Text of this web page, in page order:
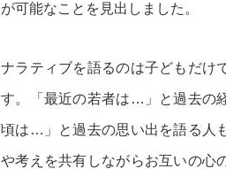
が可能なことを見出しました。
ナラティブを語るのは子どもだけ
す。「最近の若者は…」と過去の
頃は…」と過去の思い出を語る人
や考えを共有しながらお互いの心